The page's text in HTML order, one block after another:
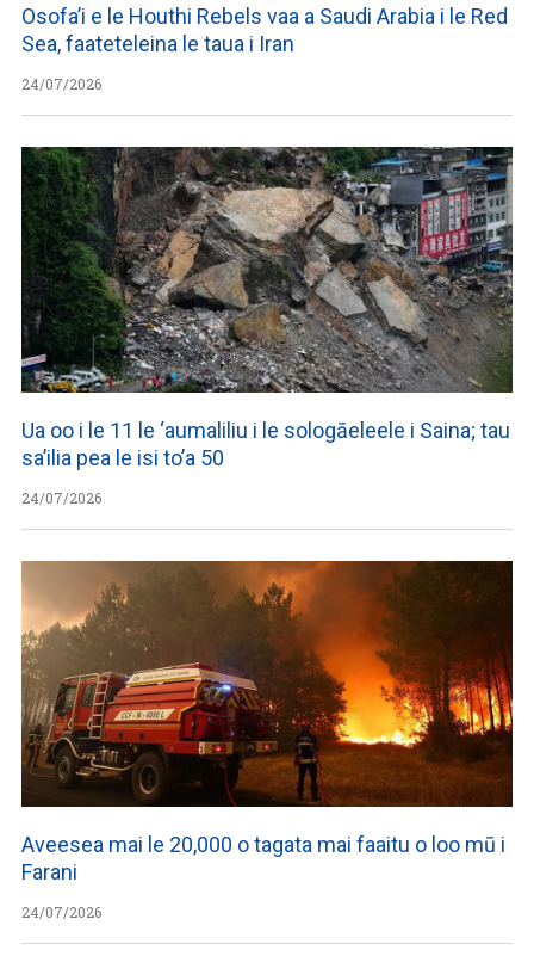
Osofa’i e le Houthi Rebels vaa a Saudi Arabia i le Red
Sea, faateteleina le taua i Iran
24/07/2026
Ua oo i le 11 le ‘aumaliliu i le sologāeleele i Saina; tau
sa’ilia pea le isi to’a 50
24/07/2026
Aveesea mai le 20,000 o tagata mai faaitu o loo mū i
Farani
24/07/2026